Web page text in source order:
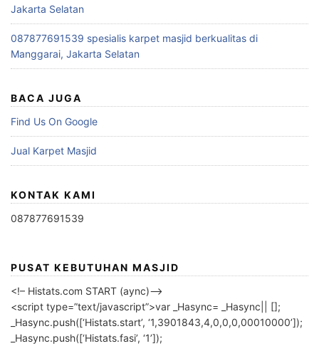
Jakarta Selatan
087877691539 spesialis karpet masjid berkualitas di
Manggarai, Jakarta Selatan
BACA JUGA
Find Us On Google
Jual Karpet Masjid
KONTAK KAMI
087877691539
PUSAT KEBUTUHAN MASJID
<!– Histats.com START (aync)–>
<script type=”text/javascript”>var _Hasync= _Hasync|| [];
_Hasync.push([‘Histats.start’, ‘1,3901843,4,0,0,0,00010000’]);
_Hasync.push([‘Histats.fasi’, ‘1’]);